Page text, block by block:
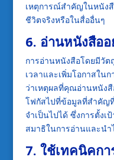
เหตุการณ์สำคัญในหนัง
ชีวิตจริงหรือในสื่ออื่นๆ
6. อ่านหนังสือ
การอ่านหนังสือโดยมีวั
เวลาและเพิ่มโอกาสใน
ว่าเหตุผลที่คุณอ่านหนัง
โฟกัสไปที่ข้อมูลที่สำคัญ
จำเป็นไปได้ ซึ่งการตั้ง
สมาธิในการอ่านและนำ
7. ใช้เทคนิคก